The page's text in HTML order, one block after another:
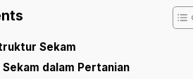
Sekam
Sekam dalam Pertanian